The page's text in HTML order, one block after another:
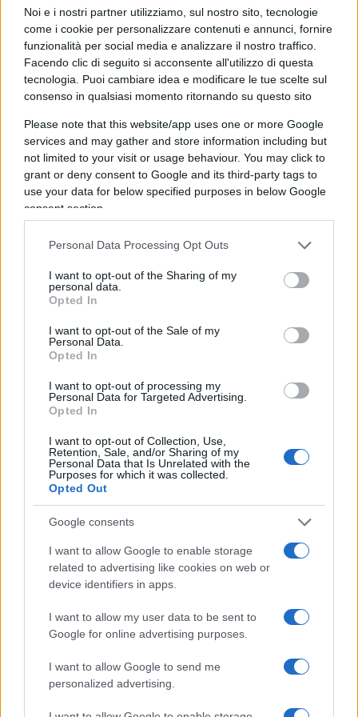
Noi e i nostri partner utilizziamo, sul nostro sito, tecnologie
come i cookie per personalizzare contenuti e annunci, fornire
funzionalità per social media e analizzare il nostro traffico.
Facendo clic di seguito si acconsente all'utilizzo di questa
tecnologia. Puoi cambiare idea e modificare le tue scelte sul
consenso in qualsiasi momento ritornando su questo sito
Please note that this website/app uses one or more Google
services and may gather and store information including but
not limited to your visit or usage behaviour. You may click to
grant or deny consent to Google and its third-party tags to
use your data for below specified purposes in below Google
consent section.
Personal Data Processing Opt Outs
I want to opt-out of the Sharing of my
personal data.
Opted In
I want to opt-out of the Sale of my
Personal Data.
Opted In
I want to opt-out of processing my
Personal Data for Targeted Advertising.
Opted In
I want to opt-out of Collection, Use,
Retention, Sale, and/or Sharing of my
Personal Data that Is Unrelated with the
Purposes for which it was collected.
Opted Out
Google consents
I want to allow Google to enable storage
related to advertising like cookies on web or
device identifiers in apps.
I want to allow my user data to be sent to
Google for online advertising purposes.
I want to allow Google to send me
personalized advertising.
comportamentali che potrebbero influenzare le
decisioni di acquisto o vendita.
Qual è la rilevanza dell’Indice di
Paura e Avidità per chi investe in
criptovalute?
Agli occhi dell’investitore, questo indice si rivela
uno strumento cruciale per decifrare il sentiment
di mercato. Essere consapevoli delle emozioni
collettive aiuta a navigare meglio nelle acque
talvolta turbolente delle criptovalute,
potenzialmenteindicando i momenti opportuni per
entrare o uscire dal mercato
Quali metodologie stanno dietro
al calcolo il Fear and Greed
Index?
L’indice amalgama diversi indicatori quali la
volatilità dei prezzi
performance di Bitcoinrispetto ad altre
criptovalute, l’
e molto
altro, per destillare un punteggio che rifletta il
sentiment prevalente nel mercato delle
Quali episodi nel mercato cripto
che hanno influenzato